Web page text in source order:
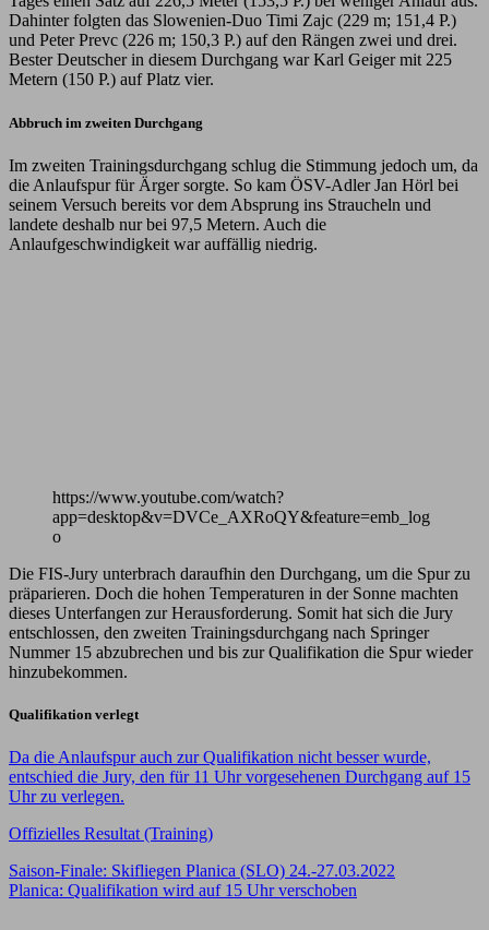
Dahinter folgten das Slowenien-Duo Timi Zajc (229 m; 151,4 P.)
und Peter Prevc (226 m; 150,3 P.) auf den Rängen zwei und drei.
Bester Deutscher in diesem Durchgang war Karl Geiger mit 225
Metern (150 P.) auf Platz vier.
Abbruch im zweiten Durchgang
Im zweiten Trainingsdurchgang schlug die Stimmung jedoch um, da
die Anlaufspur für Ärger sorgte. So kam ÖSV-Adler Jan Hörl bei
seinem Versuch bereits vor dem Absprung ins Straucheln und
landete deshalb nur bei 97,5 Metern. Auch die
Anlaufgeschwindigkeit war auffällig niedrig.
https://www.youtube.com/watch?
app=desktop&v=DVCe_AXRoQY&feature=emb_log
o
Die FIS-Jury unterbrach daraufhin den Durchgang, um die Spur zu
präparieren. Doch die hohen Temperaturen in der Sonne machten
dieses Unterfangen zur Herausforderung. Somit hat sich die Jury
entschlossen, den zweiten Trainingsdurchgang nach Springer
Nummer 15 abzubrechen und bis zur Qualifikation die Spur wieder
hinzubekommen.
Qualifikation verlegt
Da die Anlaufspur auch zur Qualifikation nicht besser wurde,
entschied die Jury, den für 11 Uhr vorgesehenen Durchgang auf 15
Uhr zu verlegen.
Offizielles Resultat (Training)
Beitragsnavigation
Saison-Finale: Skifliegen Planica (SLO) 24.-27.03.2022
Planica: Qualifikation wird auf 15 Uhr verschoben